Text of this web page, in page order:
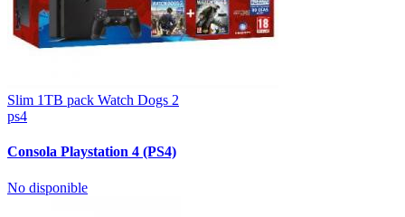
Slim 1TB pack Watch Dogs 2
ps4
Consola Playstation 4 (PS4)
No disponible